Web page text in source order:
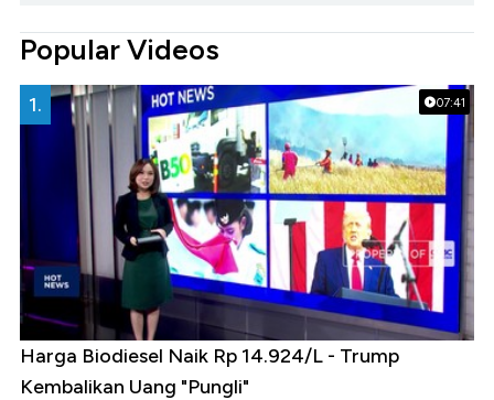
Popular Videos
07:41
1.
Harga Biodiesel Naik Rp 14.924/L - Trump
Kembalikan Uang "Pungli"